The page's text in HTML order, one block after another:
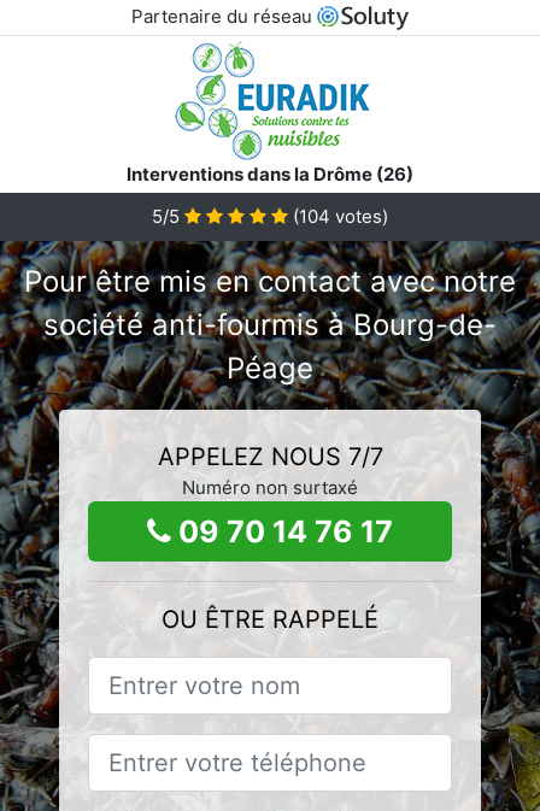
Partenaire du réseau
Interventions dans la Drôme (26)
5/5
(104 votes)
Pour être mis en contact avec notre
société anti-fourmis à Bourg-de-
Péage
APPELEZ NOUS 7/7
Numéro non surtaxé
09 70 14 76 17
OU ÊTRE RAPPELÉ